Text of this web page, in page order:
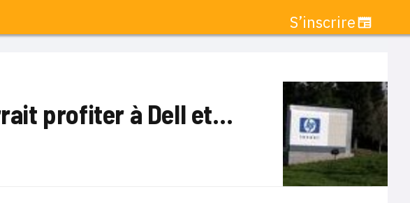
S’inscrire
profiter à Dell et…